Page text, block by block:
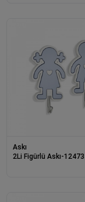
Askı
2Li Figürlü Askı-12473